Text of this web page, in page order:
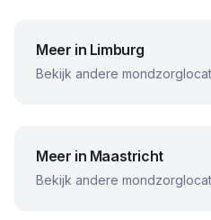
Meer in Limburg
Bekijk andere
Meer in Maastricht
Bekijk andere